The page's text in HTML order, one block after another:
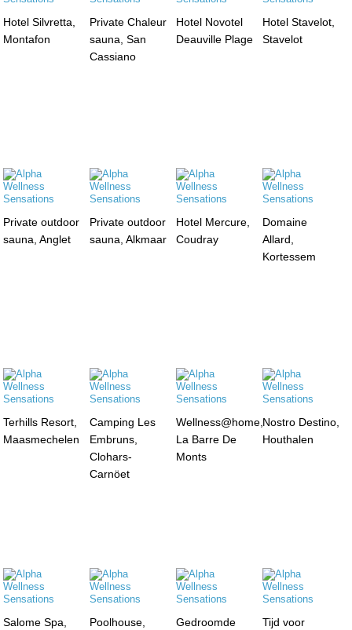
Hotel Silvretta,
Montafon
Private Chaleur
sauna, San
Cassiano
Hotel Novotel
Deauville Plage
Hotel Stavelot,
Stavelot
Private outdoor
sauna, Anglet
Private outdoor
sauna, Alkmaar
Hotel Mercure,
Coudray
Domaine
Allard,
Kortessem
Terhills Resort,
Maasmechelen
Camping Les
Embruns,
Clohars-
Carnöet
Wellness@home,
La Barre De
Monts
Nostro Destino,
Houthalen
Salome Spa,
Poolhouse,
Gedroomde
Tijd voor